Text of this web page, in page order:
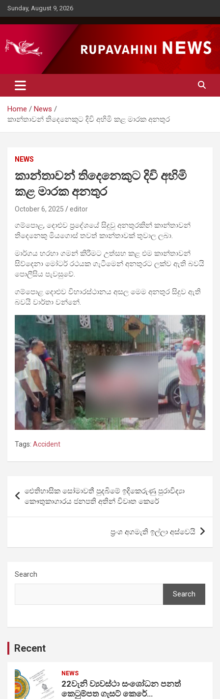
Skip
to
content
Sunday, August 9, 2026
Rupavahini News
Home
News
කාන්තාවන් තිදෙනෙකුට දිවි අහිමි කළ මාරක අනතුර
NEWS
කාන්තාවන් තිදෙනෙකුට දිවි අහිමි
කළ මාරක අනතුර
October 6, 2025 editor
ගම්පොළ, දොළුව ප්‍රදේශයේ සිදුවු අනතුරකින් කාන්තාවන්
තිදෙනෙකු මියගොස් තවත් කාන්තාවක් තුවාල ලබා.
මාර්ගය හරහා ගමන් කිරීමට උත්සහ කළ එම කාන්තාවන්
සිව්දෙනා මෝටර් රථයක ගැටීමෙන් අනතුරට ලක්ව ඇති බවයි
පොලීසිය පැවසුවේ.
ගම්පොළ දොළුව විහාරස්ථානය අසල මෙම අනතුර සිදුව ඇති
බවයි වාර්තා වන්නේ.
Tags: Accident
navigation
ඓතිහාසික සෝමාවතී පුදබිමේ ඉදිකෙරුණු පුරාවිද්‍යා
කෞතුකාගාරය ජනපති අතින් විවෘත කෙරේ ‍
ප්‍රංශ අගමැති ඉල්ලා අස්වෙයි
Search
Search
Recent
NEWS
22වැනි ව්‍යවස්ථා සංශෝධන පනත්
කෙටුම්පත ගැසට් කෙරේ…